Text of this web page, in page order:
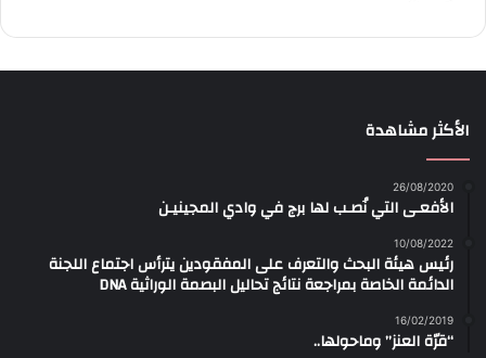
الأكثر مشاهدة
26/08/2020
الأفعـى التي نُصـب لها برج في وادي المجينيـن
10/08/2022
رئيس هيئة البحث والتعرف على المفقودين يترأس اجتماع اللجنة
الدائمة الخاصة بمراجعة نتائج تحاليل البصمة الوراثية DNA
16/02/2019
“قرّة العنز” وماحولها..